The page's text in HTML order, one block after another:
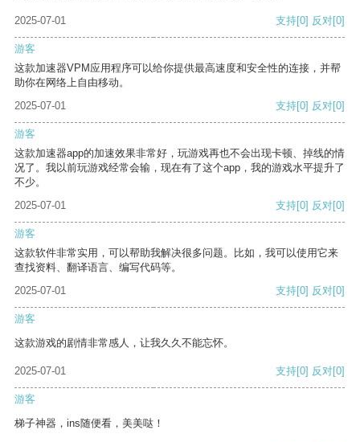
2025-07-01 支持[0] 反对[0]
游客
这款加速器VPM应用程序可以给你提供最高速度和安全性的连接，并帮
助你在网络上自由移动。
2025-07-01
支持[0] 反对[0]
游客
这款加速器app的加速效果非常好，玩游戏再也不会出现卡顿、掉线的情
况了。我以前玩游戏经常会输，现在有了这个app，我的游戏水平提升了
不少。
2025-07-01
支持[0] 反对[0]
游客
这款软件非常实用，可以帮助我解决很多问题。比如，我可以使用它来
查找资料、翻译语言、编写代码等。
2025-07-01
支持[0] 反对[0]
游客
这款游戏的剧情非常感人，让我久久不能忘怀。
2025-07-01 支持[0] 反对[0]
游客
梯子神器，ins随便看，美美哒！